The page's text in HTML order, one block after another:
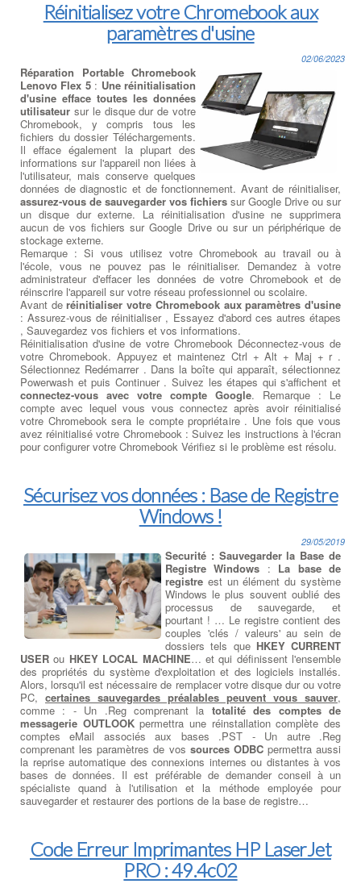
Réinitialisez votre Chromebook aux
paramètres d'usine
02/06/2023
Réparation Portable Chromebook
Lenovo Flex 5: Une réinitialisation
d'usine efface toutes les données
utilisateur sur le disque dur de votre
Chromebook, y compris tous les
fichiers du dossier Téléchargements.
Il efface également la plupart des
informations sur l'appareil non liées à
l'utilisateur, mais conserve quelques
données de diagnostic et de fonctionnement. Avant de réinitialiser,
assurez-vous de sauvegarder vos fichiers sur Google Drive ou sur
un disque dur externe. La réinitialisation d'usine ne supprimera
aucun de vos fichiers sur Google Drive ou sur un périphérique de
stockage externe.
Remarque : Si vous utilisez votre Chromebook au travail ou à
l'école, vous ne pouvez pas le réinitialiser. Demandez à votre
administrateur d'effacer les données de votre Chromebook et de
réinscrire l'appareil sur votre réseau professionnel ou scolaire.
Avant deréinitialiser votre Chromebook aux paramètres d'usine
: Assurez-vous de réinitialiser , Essayez d'abord ces autres étapes
, Sauvegardez vos fichiers et vos informations.
Réinitialisation d'usine de votre Chromebook Déconnectez-vous de
votre Chromebook. Appuyez et maintenez Ctrl + Alt + Maj + r .
Sélectionnez Redémarrer . Dans la boîte qui apparaît, sélectionnez
Powerwash et puis Continuer . Suivez les étapes qui s'affichent et
connectez-vous avec votre compte Google. Remarque : Le
compte avec lequel vous vous connectez après avoir réinitialisé
votre Chromebook sera le compte propriétaire . Une fois que vous
avez réinitialisé votre Chromebook : Suivez les instructions à l'écran
pour configurer votre Chromebook Vérifiez si le problème est résolu.
Sécurisez vos données : Base de Registre
Windows !
29/05/2019
Securité : Sauvegarder la Base de
Registre Windows : La base de
registre est un élément du système
Windows le plus souvent oublié des
processus de sauvegarde, et
pourtant ! … Le registre contient des
couples 'clés / valeurs' au sein de
dossiers tels que HKEY CURRENT
USER ou HKEY LOCAL MACHINE… et qui définissent l'ensemble
des propriétés du système d'exploitation et des logiciels installés.
Alors, lorsqu'il est nécessaire de remplacer votre disque dur ou votre
PC, certaines sauvegardes préalables peuvent vous sauver,
comme : - Un .Reg comprenant la totalité des comptes de
messagerie OUTLOOKpermettra une réinstallation complète des
comptes eMail associés aux bases .PST - Un autre .Reg
comprenant les paramètres de vos sources ODBCpermettra aussi
la reprise automatique des connexions internes ou distantes à vos
bases de données. Il est préférable de demander conseil à un
spécialiste quand à l'utilisation et la méthode employée pour
sauvegarder et restaurer des portions de la base de registre…
Code Erreur Imprimantes HP LaserJet
PRO : 49.4c02